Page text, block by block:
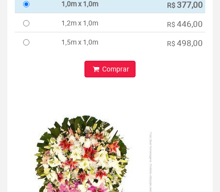
1,0m x 1,0m
R$ 377,00
1,2m x 1,0m R$ 446,00
1,5m x 1,0m R$ 498,00
Comprar